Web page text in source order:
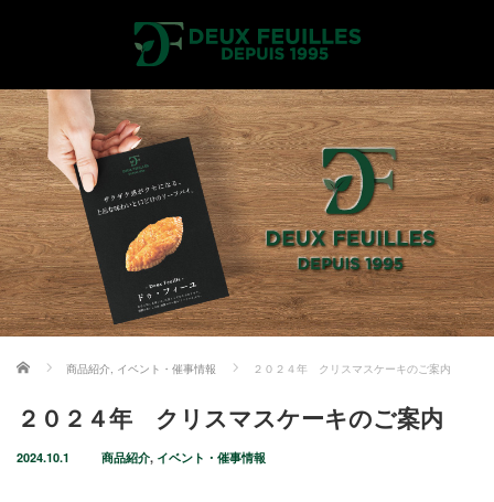
ホーム 商品紹介, イベント・催事情報 ２０２４年 クリスマスケーキのご案内
２０２４年 クリスマスケーキのご案内
2024.10.1 商品紹介, イベント・催事情報